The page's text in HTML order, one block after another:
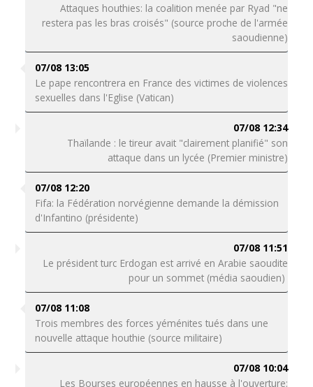
Attaques houthies: la coalition menée par Ryad "ne
restera pas les bras croisés" (source proche de l'armée
saoudienne)
07/08 13:05
Le pape rencontrera en France des victimes de violences
sexuelles dans l'Eglise (Vatican)
07/08 12:34
Thaïlande : le tireur avait "clairement planifié" son
attaque dans un lycée (Premier ministre)
07/08 12:20
Fifa: la Fédération norvégienne demande la démission
d'Infantino (présidente)
07/08 11:51
Le président turc Erdogan est arrivé en Arabie saoudite
pour un sommet (média saoudien)
07/08 11:08
Trois membres des forces yéménites tués dans une
nouvelle attaque houthie (source militaire)
07/08 10:04
Les Bourses européennes en hausse à l'ouverture: